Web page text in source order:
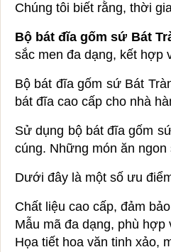
Chúng tôi biết rằng, thời
Bộ bát đĩa gốm sứ Bát
sắc men đa dạng, kết hợp
Bộ bát đĩa gốm sứ Bát
bát đĩa cao cấp cho nhà
Sử dụng bộ bát đĩa gốm
cúng. Những món ăn
Dưới đây là một số ưu
Chất liệu cao cấp, đảm
Mẫu mã đa dạng, phù
Họa tiết hoa văn tinh xảo,